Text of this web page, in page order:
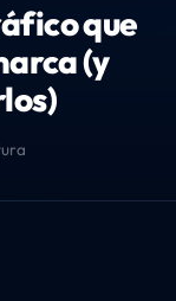
que
(y